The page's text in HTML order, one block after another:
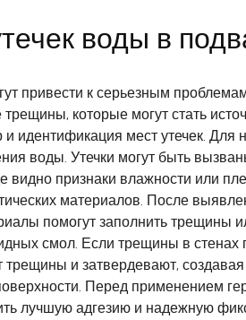
воды в
привести к серьезным
которые могут стать
идентификация мест утечек.
воды. Утечки могут быть
видно признаки влажности или
материалов. После
помогут заполнить трещины
смол. Если трещины в
и затвердевают,
Перед применением
лучшую адгезию и надежную